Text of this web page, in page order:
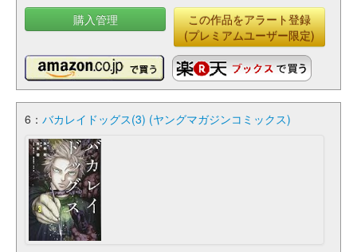
購入管理
この作品をアラート登録
(プレミアムユーザー限定)
6： バカレイドッグス(3) (ヤングマガジンコミックス)